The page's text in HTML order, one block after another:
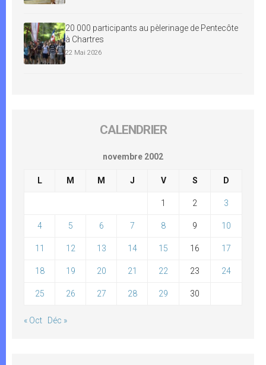
20 000 participants au pèlerinage de Pentecôte
à Chartres
22 Mai 2026
CALENDRIER
novembre 2002
L M M J V S D
1 2 3
4 5 6 7 8 9 10
11 12 13 14 15 16 17
18 19 20 21 22 23 24
25 26 27 28 29 30
« Oct Déc »